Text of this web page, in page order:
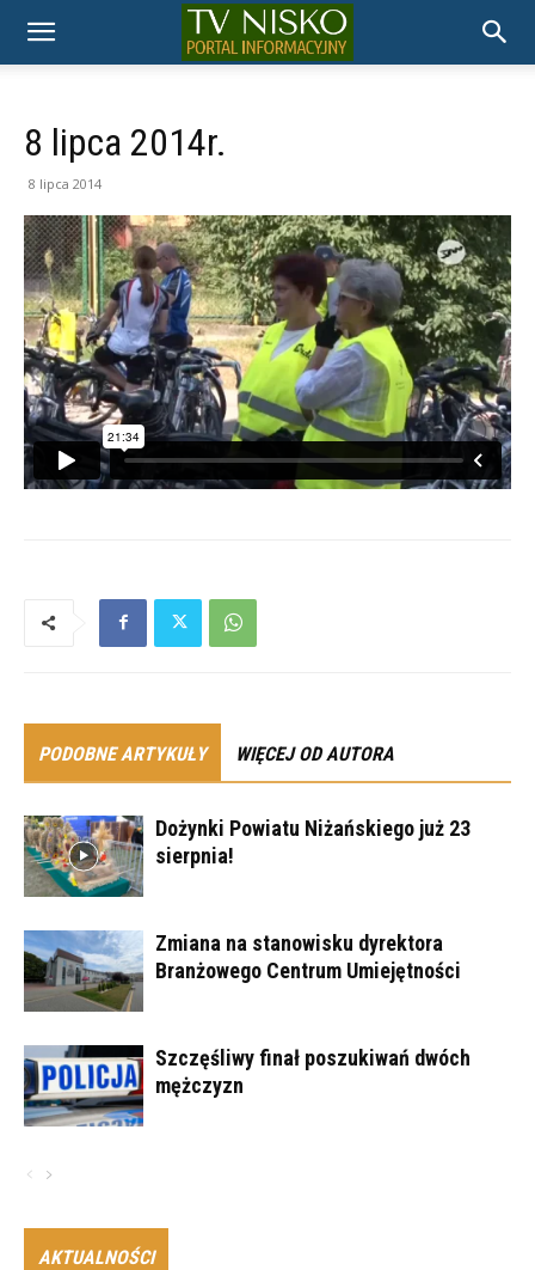
TELEWIZJA
NISKO
8 lipca 2014r.
8 lipca 2014
PODOBNE ARTYKUŁY WIĘCEJ OD AUTORA
Dożynki Powiatu Niżańskiego już 23
sierpnia!
Zmiana na stanowisku dyrektora
Branżowego Centrum Umiejętności
Szczęśliwy finał poszukiwań dwóch
mężczyzn
AKTUALNOŚCI